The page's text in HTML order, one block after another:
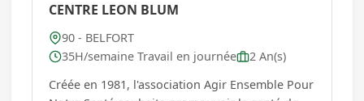
CENTRE LEON BLUM
90 - BELFORT
35H/semaine Travail en journée
2 An(s)
Créée en 1981, l'association Agir Ensemble Pour